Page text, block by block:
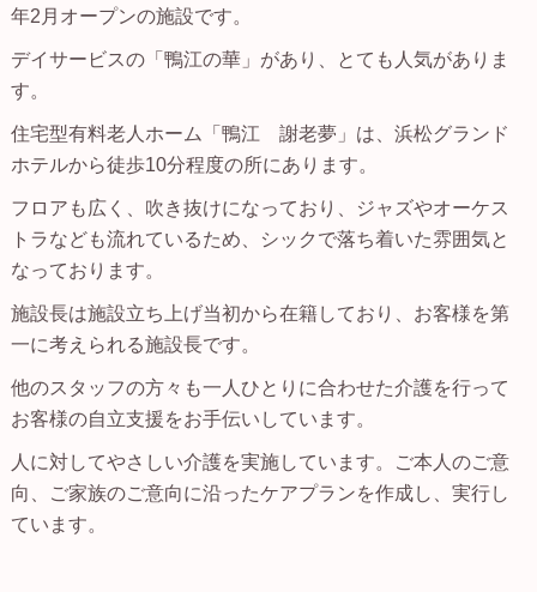
年2月オープンの施設です。
デイサービスの「鴨江の華」があり、とても人気がありま
す。
住宅型有料老人ホーム「鴨江 謝老夢」は、浜松グランド
ホテルから徒歩10分程度の所にあります。
フロアも広く、吹き抜けになっており、ジャズやオーケス
トラなども流れているため、シックで落ち着いた雰囲気と
なっております。
施設長は施設立ち上げ当初から在籍しており、お客様を第
一に考えられる施設長です。
他のスタッフの方々も一人ひとりに合わせた介護を行って
お客様の自立支援をお手伝いしています。
人に対してやさしい介護を実施しています。ご本人のご意
向、ご家族のご意向に沿ったケアプランを作成し、実行し
ています。